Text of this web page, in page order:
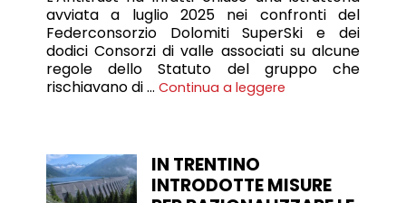
avviata a luglio 2025 nei confronti del
Federconsorzio Dolomiti SuperSki e dei
dodici Consorzi di valle associati su alcune
regole dello Statuto del gruppo che
rischiavano di … Continua a leggere
IN TRENTINO
INTRODOTTE MISURE